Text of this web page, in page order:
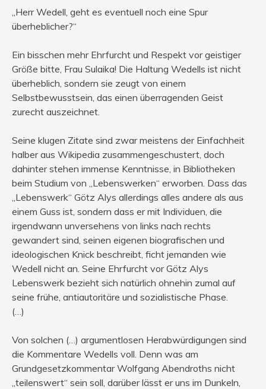
„Herr Wedell, geht es eventuell noch eine Spur
überheblicher?“
Ein bisschen mehr Ehrfurcht und Respekt vor geistiger
Größe bitte, Frau Sulaika! Die Haltung Wedells ist nicht
überheblich, sondern sie zeugt von einem
Selbstbewusstsein, das einen überragenden Geist
zurecht auszeichnet.
Seine klugen Zitate sind zwar meistens der Einfachheit
halber aus Wikipedia zusammengeschustert, doch
dahinter stehen immense Kenntnisse, in Bibliotheken
beim Studium von „Lebenswerken“ erworben. Dass das
„Lebenswerk“ Götz Alys allerdings alles andere als aus
einem Guss ist, sondern dass er mit Individuen, die
irgendwann unversehens von links nach rechts
gewandert sind, seinen eigenen biografischen und
ideologischen Knick beschreibt, ficht jemanden wie
Wedell nicht an. Seine Ehrfurcht vor Götz Alys
Lebenswerk bezieht sich natürlich ohnehin zumal auf
seine frühe, antiautoritäre und sozialistische Phase.
(…)
Von solchen (…) argumentlosen Herabwürdigungen sind
die Kommentare Wedells voll. Denn was am
Grundgesetzkommentar Wolfgang Abendroths nicht
„teilenswert“ sein soll, darüber lässt er uns im Dunkeln,